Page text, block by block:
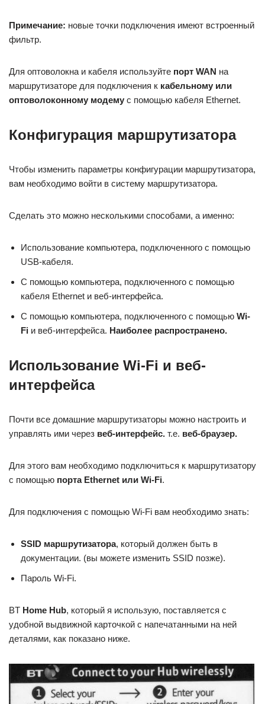
Примечание: новые точки подключения имеют встроенный
фильтр.
Для оптоволокна и кабеля используйте порт WAN на
маршрутизаторе для подключения к кабельному или
оптоволоконному модему с помощью кабеля Ethernet.
Конфигурация маршрутизатора
Чтобы изменить параметры конфигурации маршрутизатора,
вам необходимо войти в систему маршрутизатора.
Сделать это можно несколькими способами, а именно:
Использование компьютера, подключенного с помощью
USB-кабеля.
С помощью компьютера, подключенного с помощью
кабеля Ethernet и веб-интерфейса.
С помощью компьютера, подключенного с помощью Wi-
Fi и веб-интерфейса. Наиболее распространено.
Использование Wi-Fi и веб-
интерфейса
Почти все домашние маршрутизаторы можно настроить и
управлять ими через веб-интерфейс. т.е. веб-браузер.
Для этого вам необходимо подключиться к маршрутизатору
с помощью порта Ethernet или Wi-Fi.
Для подключения с помощью Wi-Fi вам необходимо знать:
SSID маршрутизатора, который должен быть в
документации. (вы можете изменить SSID позже).
Пароль Wi-Fi.
BT Home Hub, который я использую, поставляется с
удобной выдвижной карточкой с напечатанными на ней
деталями, как показано ниже.